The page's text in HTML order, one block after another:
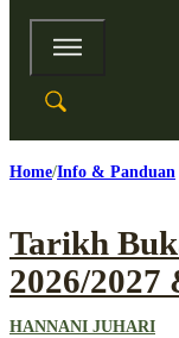
Home Info & Panduan
Tarikh
2026/
HANNANI JUHARI